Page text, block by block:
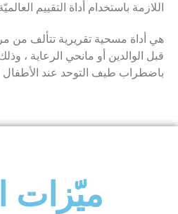
اللازمة باستخدام أداة التقييم
هي أداة مسحية تقريرية تتألف من
قبل الوالدين أو مانحي الرعاية ،
باضطراب طيف التوحد عند الأطفال
ميّزات